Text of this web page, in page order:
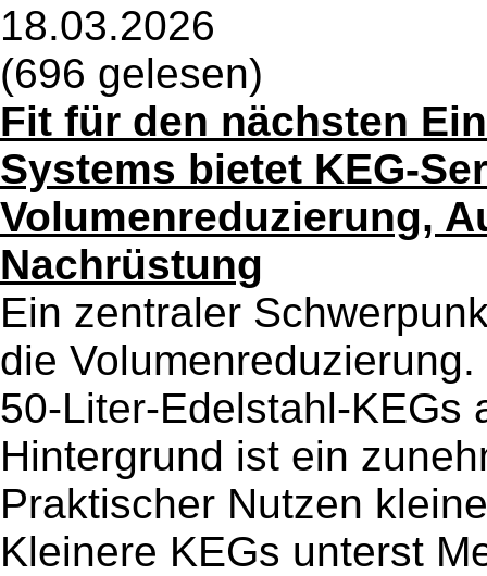
18.03.2026
(696 gelesen)
Fit für den nächsten
Systems bietet KEG-
Volumenreduzierung,
Nachrüstung
Ein zentraler
die
50-Liter-Edelstahl-KEGs
Hintergrund ist ein
Praktischer Nutzen
Kleinere KEGs unterst